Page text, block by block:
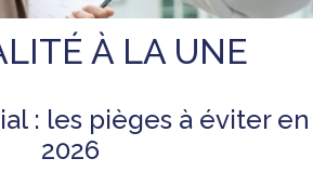
À LA UNE
: les pièges à éviter en
2026